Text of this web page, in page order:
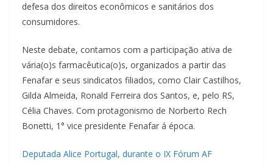
defesa dos direitos econômicos e sanitários dos
consumidores.
Neste debate, contamos com a participação ativa de
vária(o)s farmacêutica(o)s, organizados a partir das
Fenafar e seus sindicatos filiados, como Clair Castilhos,
Gilda Almeida, Ronald Ferreira dos Santos, e, pelo RS,
Célia Chaves. Com protagonismo de Norberto Rech
Bonetti, 1° vice presidente Fenafar á época.
Deputada Alice Portugal, durante o IX Fórum AF